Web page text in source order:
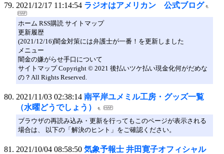
2021/12/17 11:14:54 ラジオはアメリカン 公式ブログ
ホーム RSS購読 サイトマップ
更新履歴
(2021/12/16)闇金対策には弁護士が一番！を更新しました
メニュー
闇金の嫌がらせ手口について
サイトマップ Copyright © 2021 後払いツケ払い現金化何がだめな
の？All Rights Reserved.
2021/11/03 02:38:14 南平岸ユメミル工房・グッズ一覧
（水曜どうでしょう）
ブラウザの再読み込み・更新を行ってもこのページが表示される
場合は、 以下の「解決のヒント」をご確認ください。
2021/10/04 08:58:50 気象予報士 井田寛子オフィシャル